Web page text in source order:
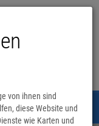
von ihnen sind
diese Website und
wie Karten und
0